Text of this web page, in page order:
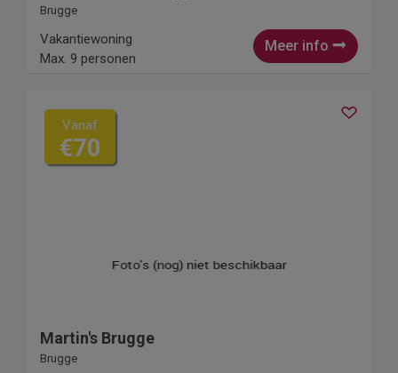
Brugge
Meer info
Vakantiewoning
Max. 9 personen
Vanaf
€70
Martin's Brugge
Brugge